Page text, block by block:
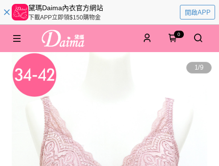
黛瑪Daima內衣官方網站
下載APP立即領$150購物金
開啟APP
0
1/9